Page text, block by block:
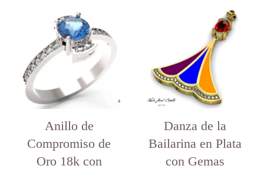
Anillo de
Compromiso de
Oro 18k con
Danza de la
Bailarina en Plata
con Gemas